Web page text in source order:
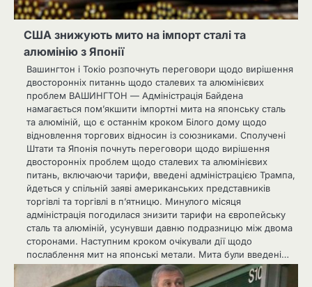
США знижують мито на імпорт сталі та
алюмінію з Японії
Вашингтон і Токіо розпочнуть переговори щодо вирішення
двосторонніх питаннь щодо сталевих та алюмінієвих
проблем ВАШИНГТОН — Адміністрація Байдена
намагається пом’якшити імпортні мита на японську сталь
та алюміній, що є останнім кроком Білого дому щодо
відновлення торгових відносин із союзниками. Сполучені
Штати та Японія почнуть переговори щодо вирішення
двосторонніх проблем щодо сталевих та алюмінієвих
питань, включаючи тарифи, введені адміністрацією Трампа,
йдеться у спільній заяві американських представників
торгівлі та торгівлі в п’ятницю. Минулого місяця
адміністрація погодилася знизити тарифи на європейську
сталь та алюміній, усунувши давню подразницю між двома
сторонами. Наступним кроком очікували дії щодо
послаблення мит на японські метали. Мита були введені…